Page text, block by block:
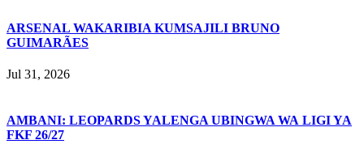
ARSENAL WAKARIBIA KUMSAJILI BRUNO
GUIMARÃES
Jul 31, 2026
AMBANI: LEOPARDS YALENGA UBINGWA WA LIGI YA
FKF 26/27